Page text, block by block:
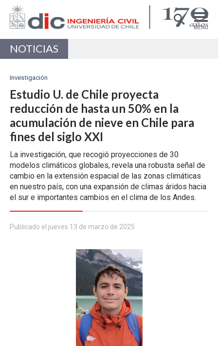
MENÚ
PREGRADO
POSTGRADO
INVESTIGACIÓN
Estructuras, Construcción y Geotecnia
Ingeniería de Transporte
Recursos Hídricos y Medio Ambiente
NOTICIAS
Investigación
Estudio U. de Chile proyecta
reducción de hasta un 50% en la
acumulación de nieve en Chile para
fines del siglo XXI
La investigación, que recogió proyecciones de 30
modelos climáticos globales, revela una robusta señal de
cambio en la extensión espacial de las zonas climáticas
en nuestro país, con una expansión de climas áridos hacia
el sur e importantes cambios en el clima de los Andes.
Publicado el jueves 13 de marzo de 2025